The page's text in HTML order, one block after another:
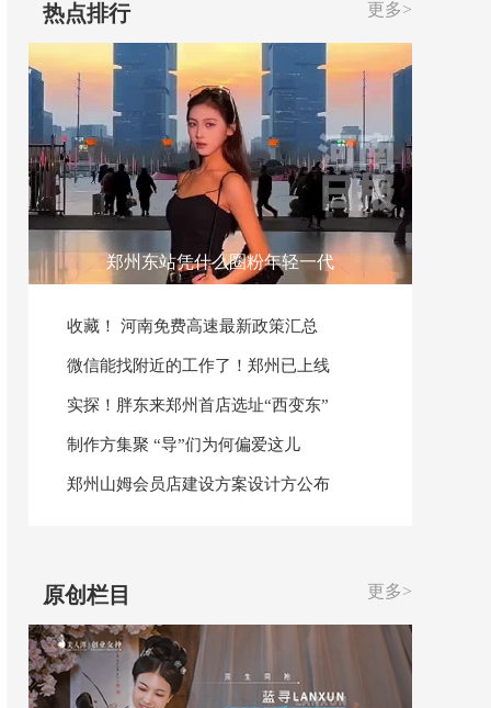
更多>
热点排行
郑州东站凭什么圈粉年轻一代
收藏！ 河南免费高速最新政策汇总
微信能找附近的工作了！郑州已上线
实探！胖东来郑州首店选址“西变东”
制作方集聚 “导”们为何偏爱这儿
郑州山姆会员店建设方案设计方公布
更多>
原创栏目